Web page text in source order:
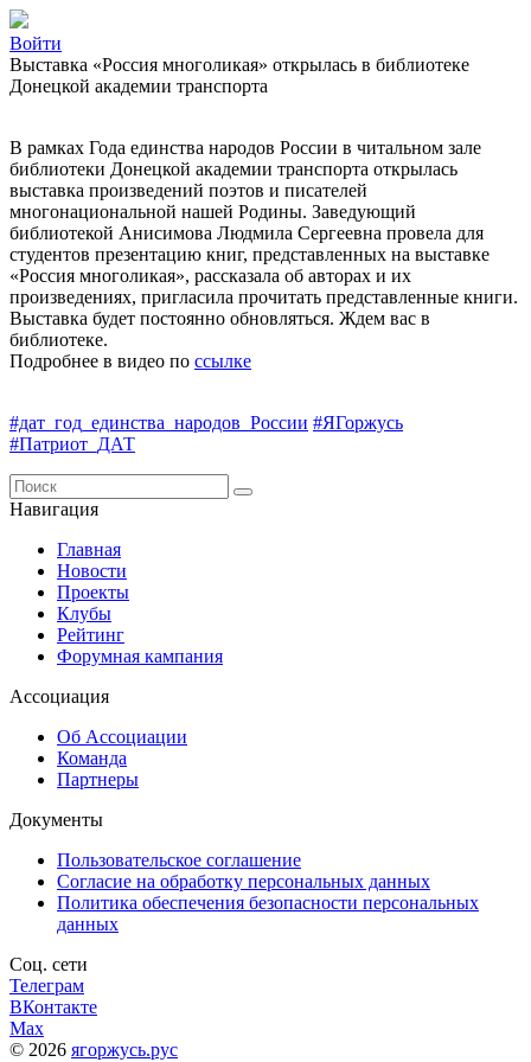
Войти
Выставка «Россия многоликая» открылась в библиотеке
Донецкой академии транспорта
В рамках Года единства народов России в читальном зале
библиотеки Донецкой академии транспорта открылась
выставка произведений поэтов и писателей
многонациональной нашей Родины. Заведующий
библиотекой Анисимова Людмила Сергеевна провела для
студентов презентацию книг, представленных на выставке
«Россия многоликая», рассказала об авторах и их
произведениях, пригласила прочитать представленные книги.
Выставка будет постоянно обновляться. Ждем вас в
библиотеке.
Подробнее в видео по ссылке
#дат_год_единства_народов_России #ЯГоржусь
#Патриот_ДАТ
Навигация
Главная
Новости
Проекты
Клубы
Рейтинг
Форумная кампания
Ассоциация
Об Ассоциации
Команда
Партнеры
Документы
Пользовательское соглашение
Согласие на обработку персональных данных
Политика обеспечения безопасности персональных
данных
Соц. сети
Телеграм
ВКонтакте
Max
© 2026 ягоржусь.рус